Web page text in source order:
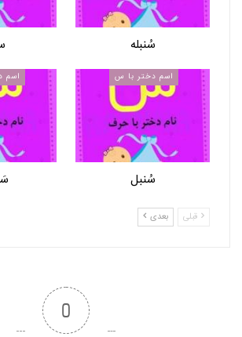
سُنبله
اسم دختر با س
سُنبل
اسم
قبلی بعدی
0